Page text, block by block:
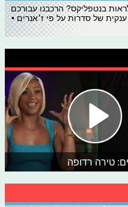
בנטפליקס? הרכבנו עבורכם
של סדרות על פי ז׳אנרים •
טירה רדופה